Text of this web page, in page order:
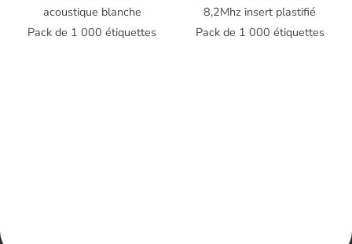
acoustique blanche
Pack de 1 000 étiquettes
8,2Mhz insert plastifié
Pack de 1 000 étiquettes